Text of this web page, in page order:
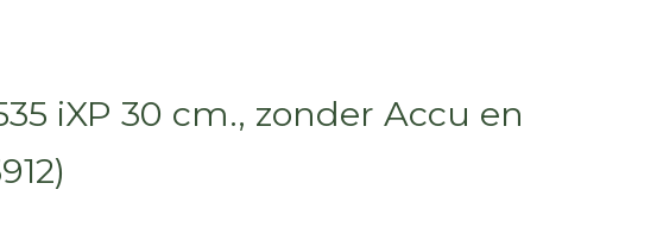
iXP 30 cm., zonder Accu en